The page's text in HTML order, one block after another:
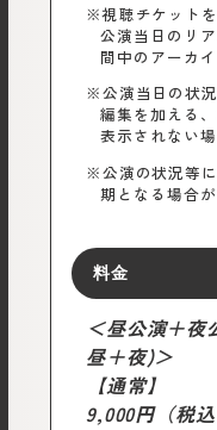
※視聴チケット
公演当日のリ
間中のアーカ
※公演当日の状
編集を加える
表示されない
※公演の状況等
期となる場合
料金
＜昼公演＋
昼＋夜)＞
【通常】
9,000円（税